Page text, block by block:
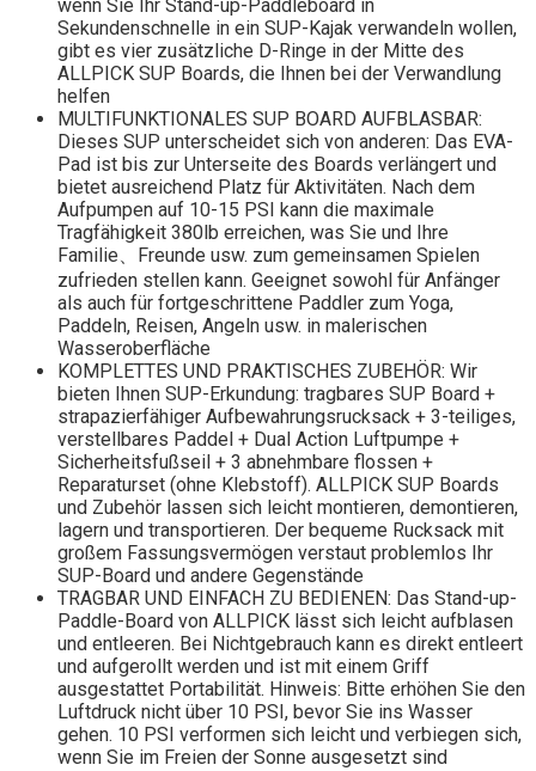
wenn Sie Ihr Stand-up-Paddleboard in
Sekundenschnelle in ein SUP-Kajak verwandeln wollen,
gibt es vier zusätzliche D-Ringe in der Mitte des
ALLPICK SUP Boards, die Ihnen bei der Verwandlung
helfen
MULTIFUNKTIONALES SUP BOARD AUFBLASBAR:
Dieses SUP unterscheidet sich von anderen: Das EVA-
Pad ist bis zur Unterseite des Boards verlängert und
bietet ausreichend Platz für Aktivitäten. Nach dem
Aufpumpen auf 10-15 PSI kann die maximale
Tragfähigkeit 380lb erreichen, was Sie und Ihre
Familie、Freunde usw. zum gemeinsamen Spielen
zufrieden stellen kann. Geeignet sowohl für Anfänger
als auch für fortgeschrittene Paddler zum Yoga,
Paddeln, Reisen, Angeln usw. in malerischen
Wasseroberfläche
KOMPLETTES UND PRAKTISCHES ZUBEHÖR: Wir
bieten Ihnen SUP-Erkundung: tragbares SUP Board +
strapazierfähiger Aufbewahrungsrucksack + 3-teiliges,
verstellbares Paddel + Dual Action Luftpumpe +
Sicherheitsfußseil + 3 abnehmbare flossen +
Reparaturset (ohne Klebstoff). ALLPICK SUP Boards
und Zubehör lassen sich leicht montieren, demontieren,
lagern und transportieren. Der bequeme Rucksack mit
großem Fassungsvermögen verstaut problemlos Ihr
SUP-Board und andere Gegenstände
TRAGBAR UND EINFACH ZU BEDIENEN: Das Stand-up-
Paddle-Board von ALLPICK lässt sich leicht aufblasen
und entleeren. Bei Nichtgebrauch kann es direkt entleert
und aufgerollt werden und ist mit einem Griff
ausgestattet Portabilität. Hinweis: Bitte erhöhen Sie den
Luftdruck nicht über 10 PSI, bevor Sie ins Wasser
gehen. 10 PSI verformen sich leicht und verbiegen sich,
wenn Sie im Freien der Sonne ausgesetzt sind